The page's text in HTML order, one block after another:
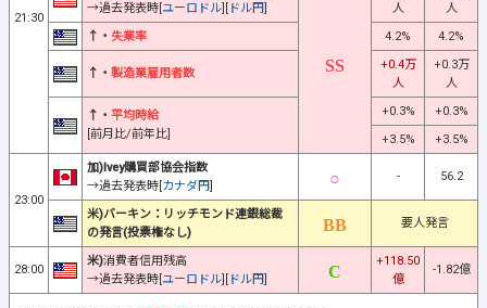
21:30
→過去発表時[ ユーロドル ドル円
人
人
↑・ 失業率 4.2% 4.2%
↑・ 製造業雇用者数
+0.4万
人
+0.3万
人
↑・ 平均時給
[前月比/前年比]
+0.3%
+0.3%
+3.5%
+3.5%
23:00
加)Ivey購買部協会指数
→過去発表時[ カナダ円
- 56.2
米)バーキン：リッチモンド連銀総裁
の発言(投票権なし)
要人発言
28:00
米)消費者信用残高
→過去発表時[ ユーロドル ドル円
+118.50
億
-1.82億